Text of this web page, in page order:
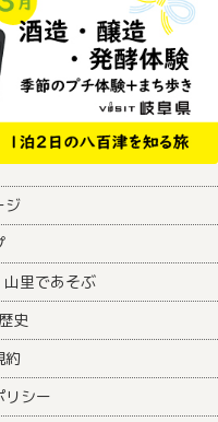
ジ
里であそぶ
史
約
リシー